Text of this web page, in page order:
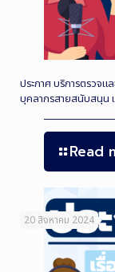
ประกาศ บริการตรวจแ
บุคลากรสายสนับสนุน
Read
20 สิงหาคม 2024